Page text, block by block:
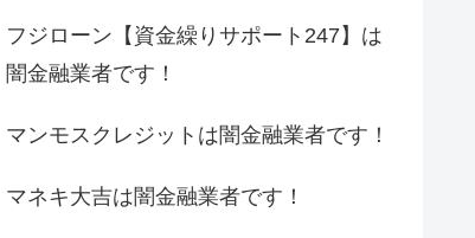
フジローン【資金繰りサポート247】は
闇金融業者です！
マンモスクレジットは闇金融業者です！
マネキ大吉は闇金融業者です！